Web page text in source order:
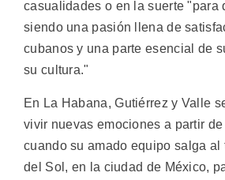
casualidades o en la suerte "para
siendo una pasión llena de
cubanos y una parte esencial de
su cultura."
En La Habana, Gutiérrez y Valle
vivir nuevas emociones a partir
cuando su amado equipo salga al
del Sol, en la ciudad de México,